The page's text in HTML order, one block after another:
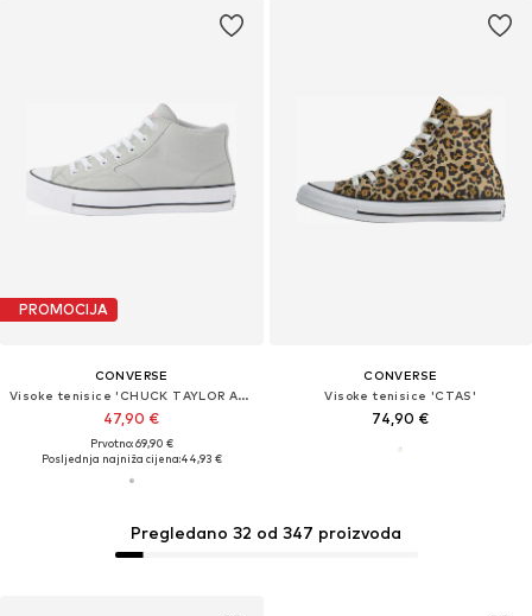
PROMOCIJA
CONVERSE
Visoke tenisice 'CHUCK TAYLOR ALL STAR MALDEN STREET'
47,90 €
Prvotno: 69,90 €
Posljednja najniža cijena:44,93 €
CONVERSE
Visoke tenisice 'CTAS'
74,90 €
Pregledano 32 od 347 proizvoda